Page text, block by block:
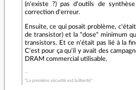
(n'existe ?) pas d'outils de
correction d'erreur.
Ensuite, ce qui posait problème,
de transistor) et la "dose" minimum
transistors. Et ce n'était pas lié à la
C'est pour ça qu'il y avait des
DRAM commercial utilisable.
"La première sécurité est la liberté"